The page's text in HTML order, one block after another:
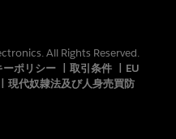
All Rights Reserved.
ーポリシー 取引条件
EU
現代奴隷法及び人身売買防